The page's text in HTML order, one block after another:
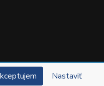
Nastaviť